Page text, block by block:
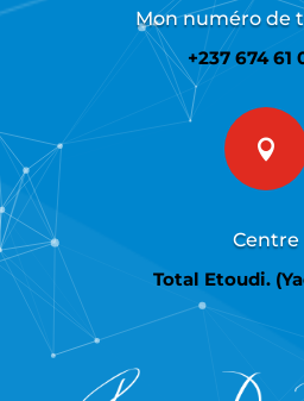
Mon numéro de
+237 674 61

Centre
Total Etoudi.